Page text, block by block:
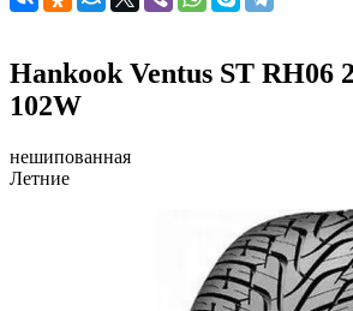
Hankook Ventus ST RH06
102W
нешипованная
Летние